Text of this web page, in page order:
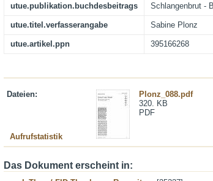
utue.publikation.buchdesbeitrags Schlangenbrut -
utue.titel.verfasserangabe Sabine Plonz
utue.artikel.ppn 395166268
Dateien:
Plonz_088.pdf
320. KB
PDF
Aufrufstatistik
Das Dokument erscheint in: